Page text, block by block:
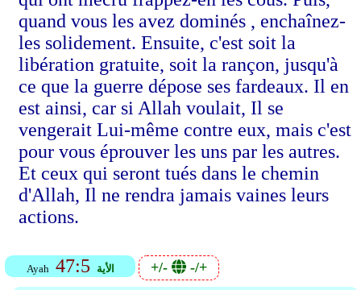
quand vous les avez dominés , enchaînez-
les solidement. Ensuite, c'est soit la
libération gratuite, soit la rançon, jusqu'à
ce que la guerre dépose ses fardeaux. Il en
est ainsi, car si Allah voulait, Il se
vengerait Lui-même contre eux, mais c'est
pour vous éprouver les uns par les autres.
Et ceux qui seront tués dans le chemin
d'Allah, Il ne rendra jamais vaines leurs
actions.
Ayah 47:5 الأية +/- -/+